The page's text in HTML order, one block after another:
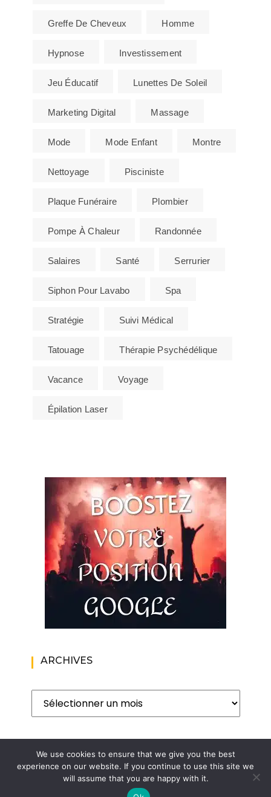
Greffe De Cheveux Homme
Hypnose Investissement
Jeu Éducatif Lunettes De Soleil
Marketing Digital Massage
Mode Mode Enfant Montre
Nettoyage Pisciniste
Plaque Funéraire Plombier
Pompe À Chaleur Randonnée
Salaires Santé Serrurier
Siphon Pour Lavabo Spa
Stratégie Suivi Médical
Tatouage Thérapie Psychédélique
Vacance Voyage
Épilation Laser
ARCHIVES
Archives
Copyright. Le blog de l'homme moderne. Blog lifestyle au
masculin | Wishful Blog by
We use cookies to ensure that we give you the best
experience on our website. If you continue to use this site we
will assume that you are happy with it.